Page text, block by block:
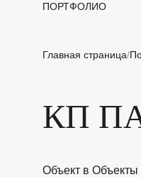
ПОРТФОЛИО
Главная страница
КП
Объект в